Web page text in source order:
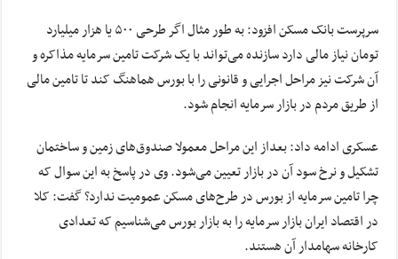
سرپرست بانک مسکن افزود: به طور مثال اگر طرحی ۵۰۰ یا هزار میلیارد
تومان نیاز مالی دارد سازنده می‌تواند با یک شرکت تامین سرمایه مذاکره و
آن شرکت نیز مراحل اجرایی و قانونی را با بورس هماهنگ کند تا تامین مالی
از طریق مردم در بازار سرمایه انجام شود.
عسکری ادامه داد: بعداز این مراحل معمولا صندوق‌های زمین و ساختمان
تشکیل و نرخ سود آن در بازار تعیین می‌شود. وی در پاسخ به این سوال که
چرا تامین سرمایه از بورس در طرح‌های مسکن عمومیت ندارد؟ گفت: کلا
در اقتصاد ایران بازار سرمایه را به بازار بورس می‌شناسیم که تعدادی
کارخانه سهامدار آن هستند.